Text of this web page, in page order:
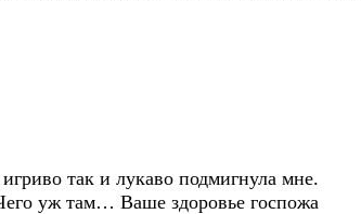
так и лукаво подмигнула мне.
уж там… Ваше здоровье госпожа